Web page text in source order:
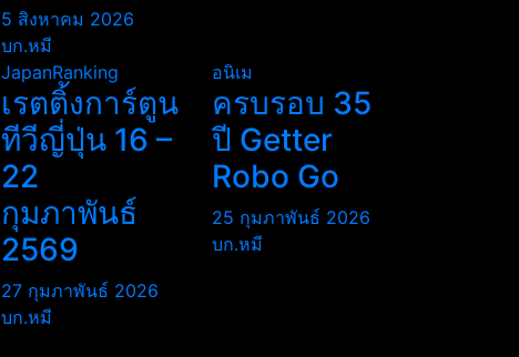
5 สิงหาคม 2026
บก.หมี
JapanRanking
เรตติ้งการ์ตูน
ทีวีญี่ปุ่น 16 –
22
กุมภาพันธ์
2569
27 กุมภาพันธ์ 2026
บก.หมี
อนิเม
ครบรอบ 35
ปี Getter
Robo Go
25 กุมภาพันธ์ 2026
บก.หมี